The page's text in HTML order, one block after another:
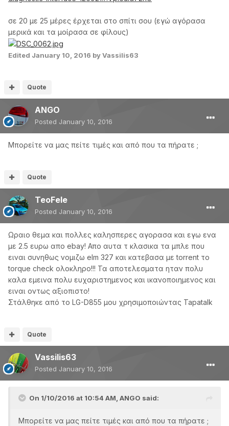
σε 20 με 25 μέρες έρχεται στο σπίτι σου (εγώ αγόρασα
μερικά και τα μοίρασα σε φίλους)
Edited January 10, 2016 by Vassilis63
Quote
ANGO
Posted January 10, 2016
Μπορείτε να μας πείτε τιμές και από που τα πήρατε ;
Quote
TeoFele
Posted January 10, 2016
Ωραιο θεμα και πολλες καλησπερες αγορασα και εγω ενα
με 2.5 ευρω απο ebay! Απο αυτα τ κλασικα τα μπλε που
ειναι συνηθως νομιζω elm 327 και κατεβασα με torrent το
torque check ολοκληρο!!! Τα αποτελεσματα ηταν πολυ
καλα εμεινα πολυ ευχαριστημενος και ικανοποιημενος και
ειναι οντως αξιοπιστο!
Στάλθηκε από το LG-D855 μου χρησιμοποιώντας Tapatalk
Quote
Vassilis63
Posted January 10, 2016
On 1/10/2016 at 10:54 AM, ANGO said:
Μπορείτε να μας πείτε τιμές και από που τα πήρατε ;